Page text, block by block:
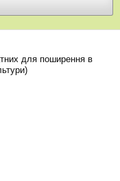
для поширення в